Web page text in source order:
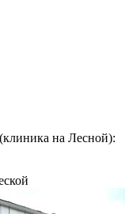
на Лесной):